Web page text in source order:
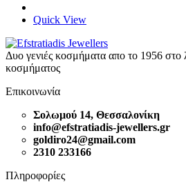
Quick View
Δυο γενιές κοσμήματα απο το 1956
κοσμήματος
Επικοινωνία
Σολωμού 14, Θεσσαλονίκη
info@efstratiadis-jewellers.gr
goldiro24@gmail.com
2310 233166
Πληροφορίες